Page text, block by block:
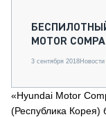
О ПРОЕКТЕ
MOTOR
3 сентября 2018Новости
«Hyundai Motor
(Республика Корея)